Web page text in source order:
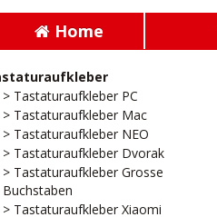
Home
> Tastaturaufkleber PC
> Tastaturaufkleber Mac
> Tastaturaufkleber NEO
> Tastaturaufkleber Dvorak
> Tastaturaufkleber Grosse
Buchstaben
> Tastaturaufkleber Xiaomi